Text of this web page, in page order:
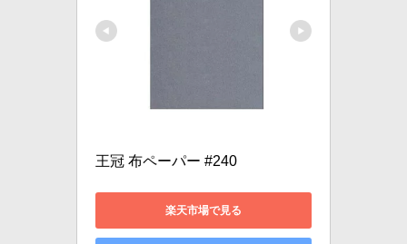
王冠 布ペーパー #240
楽天市場で見る